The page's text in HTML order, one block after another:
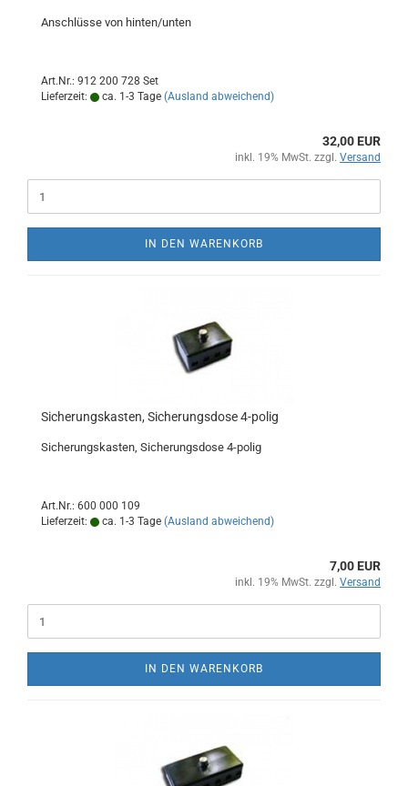
Anschlüsse von hinten/unten
Art.Nr.: 912 200 728 Set
Lieferzeit:
ca. 1-3 Tage (Ausland abweichend)
32,00 EUR
inkl. 19% MwSt. zzgl. Versand
IN DEN WARENKORB
Sicherungskasten, Sicherungsdose 4-polig
Sicherungskasten, Sicherungsdose 4-polig
Art.Nr.: 600 000 109
Lieferzeit:
ca. 1-3 Tage (Ausland abweichend)
7,00 EUR
inkl. 19% MwSt. zzgl. Versand
IN DEN WARENKORB